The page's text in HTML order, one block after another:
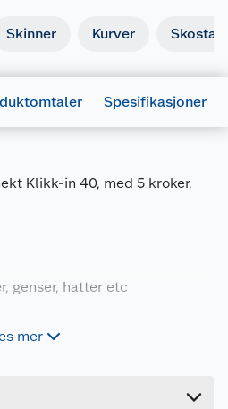
Skinner Kurver
Spesifikasjoner
Klikk-in 40, med 5 kroker,
genser, hatter etc
for praktisk oppheng av
mer